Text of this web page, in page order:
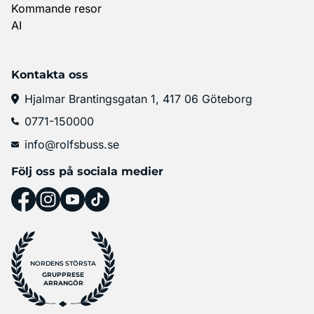
Kommande resor
AI
Kontakta oss
Hjalmar Brantingsgatan 1, 417 06 Göteborg
0771-150000
info@rolfsbuss.se
Följ oss på sociala medier
NORDENS STÖRSTA
GRUPPRESE
ARRANGÖR